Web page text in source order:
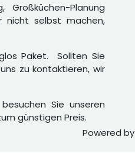
Großküchen-Planung
nicht selbst machen,
Paket. Sollten Sie
zu kontaktieren, wir
Sie unseren
günstigen Preis.
Powered by